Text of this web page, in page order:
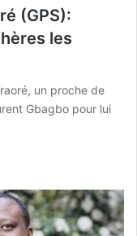
(GPS):
les
un proche de
Gbagbo pour lui